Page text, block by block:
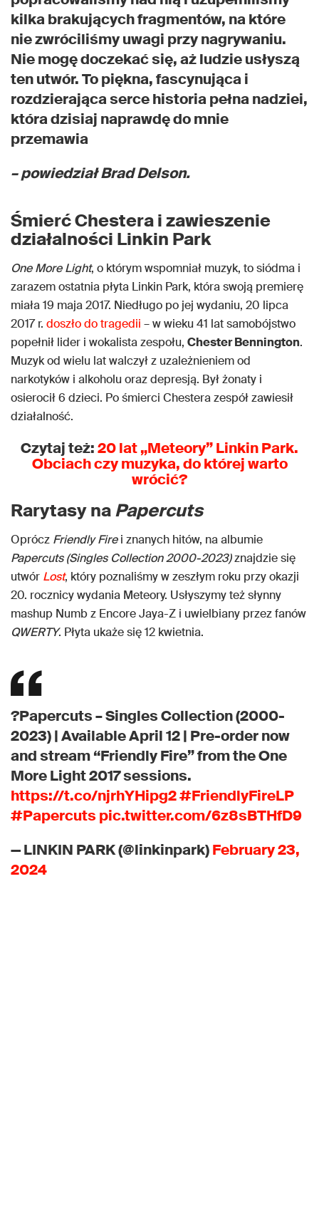
kilka brakujących fragmentów, na które
nie zwróciliśmy uwagi przy nagrywaniu.
Nie mogę doczekać się, aż ludzie usłyszą
ten utwór. To piękna, fascynująca i
rozdzierająca serce historia pełna nadziei,
która dzisiaj naprawdę do mnie
przemawia
– powiedział Brad Delson.
Śmierć Chestera i zawieszenie
działalności Linkin Park
One More Light, o którym wspomniał muzyk, to siódma i
zarazem ostatnia płyta Linkin Park, która swoją premierę
miała 19 maja 2017. Niedługo po jej wydaniu, 20 lipca
2017 r. doszło do tragedii – w wieku 41 lat samobójstwo
popełnił lider i wokalista zespołu, Chester Bennington.
Muzyk od wielu lat walczył z uzależnieniem od
narkotyków i alkoholu oraz depresją. Był żonaty i
osierocił 6 dzieci. Po śmierci Chestera zespół zawiesił
działalność.
Czytaj też:20 lat „Meteory” Linkin Park.
Obciach czy muzyka, do której warto
wrócić?
Rarytasy naPapercuts
Oprócz Friendly Firei znanych hitów, na albumie
Papercuts (Singles Collection 2000-2023)znajdzie się
utwór Lost, który poznaliśmy w zeszłym roku przy okazji
20. rocznicy wydania Meteory. Usłyszymy też słynny
mashup Numb z Encore Jaya-Z i uwielbiany przez fanów
QWERTY. Płyta ukaże się 12 kwietnia.
?Papercuts – Singles Collection (2000-
2023) | Available April 12 | Pre-order now
and stream “Friendly Fire” from the One
More Light 2017 sessions.
https://t.co/njrhYHipg2#FriendlyFireLP
#Papercuts pic.twitter.com/6z8sBTHfD9
— LINKIN PARK (@linkinpark)February 23,
2024